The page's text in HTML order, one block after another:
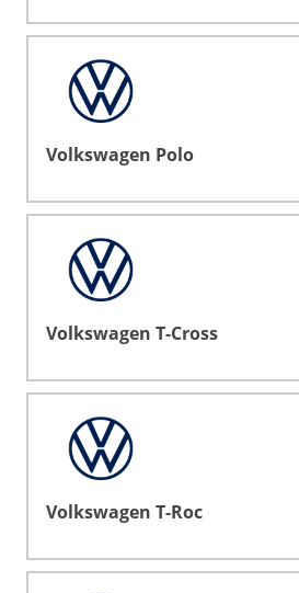
Volkswagen Polo
Volkswagen T-Cross
Volkswagen T-Roc